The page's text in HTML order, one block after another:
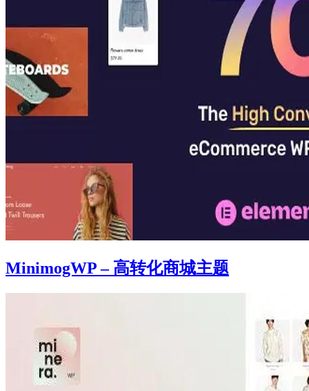
MinimogWP – 高转化商城主题